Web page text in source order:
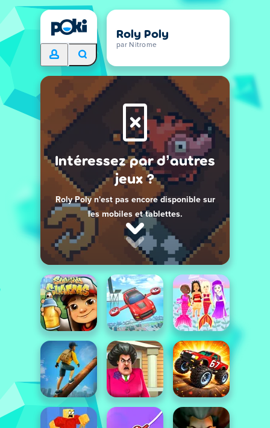
Roly Poly
par Nitrome
Intéressez par d’autres
jeux ?
Roly Poly n'est pas encore disponible sur
les mobiles et tablettes.